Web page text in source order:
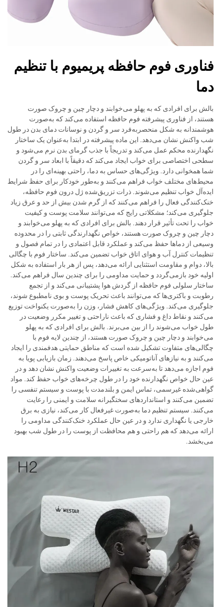
فناوری فوم حافظه پریمیوم با تنظیم
دما
بالش برای افرادی که به پهلو می‌خوابند و دچار چین و چروک صورت
هستند، از فناوری پیشرفته فوم حافظه استفاده می‌کند که به‌صورت
هوشمندانه به شکل منحصربه‌فرد سر و گردن و نوسانات دمای بدن در طول
شب واکنش نشان می‌دهد. این ماده پیشرفته در ابتدا به‌عنوان یک ساختار
نگهدارنده محکم عمل می‌کند و تدریجاً با جذب گرمای بدن نرم می‌شود و
سطحی اختصاصی برای خواب ایجاد می‌کند که دقیقاً با ابعاد سر و گردن
شما همخوانی دارد. ویژگی‌های حساس به دما، راحتی بهینه‌ای را در
محیط‌های مختلف خواب فراهم می‌کنند و به‌طور خودکار برای حفظ شرایط
ایده‌آل خواب تنظیم می‌شوند. ذرات تزریق‌شده ژل درون فوم حافظه،
خنک‌کنندگی فعال را فراهم می‌کنند که از گرم شدن بیش از حد و عرق زیاد
جلوگیری می‌کند؛ مشکلاتی رایج که می‌توانند سلامت پوست و کیفیت
خواب را تحت تأثیر قرار دهند. بالش برای افرادی که به پهلو می‌خوابند و
دچار چین و چروک صورت هستند، خواص نگهدارندگی ثابتی را در محدوده
وسیعی از دماها حفظ می‌کند و عملکرد قابل اعتمادی را در تمام فصول و
تنظیمات کنترل آب و هوای اتاق خواب تضمین می‌کند. ساختار فوم با چگالی
بالا، دوام و مقاومت استثنایی ارائه می‌دهد، پس از هر بار استفاده به شکل
اولیه خود بازمی‌گردد و حمایت مداومی را برای چندین سال فراهم می‌کند.
ساختار سلولی فوم حافظه از گردش هوا پشتیبانی می‌کند و از تجمع
رطوبت و باکتری‌ها که می‌توانند باعث تحریک پوست و بوی نامطبوع شوند،
جلوگیری می‌کند. ویژگی‌های کاهش فشار، وزن را به‌صورت یکنواخت توزیع
می‌کنند و نقاط داغ و فشاری که باعث ناراحتی و تغییر مکرر وضعیت در
طول خواب می‌شوند را از بین می‌برند. بالش برای افرادی که به پهلو
می‌خوابند و دچار چین و چروک صورت هستند، از چندین لایه فوم با
چگالی‌های متفاوت تشکیل شده است که مناطق حمایتی هدفمندی را ایجاد
می‌کنند و به نیازهای آناتومیکی خاص پاسخ می‌دهند. زمان بازیابی پویا به
فوم اجازه می‌دهد تا به‌سرعت به تغییرات وضعیت واکنش نشان دهد و در
عین حال خواص نگهدارنده خود را در طول چرخه‌های خواب حفظ کند. مواد
گواهی‌شده غیرسمی، تماس ایمن و بلندمدت با پوست و سیستم تنفسی را
تضمین می‌کنند و استانداردهای سختگیرانه سلامت و ایمنی را رعایت
می‌کنند. سیستم تنظیم دما به‌صورت غیرفعال کار می‌کند، نیازی به برق
خارجی یا نگهداری ندارد و در عین حال عملکرد خنک‌کنندگی مداومی را
ارائه می‌دهد که هم راحتی و هم محافظت از پوست را در طول شب بهبود
می‌بخشد.